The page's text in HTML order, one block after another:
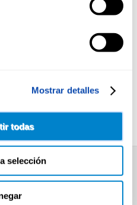
Mostrar detalles
todas
selección
CAFE CAPS
20U